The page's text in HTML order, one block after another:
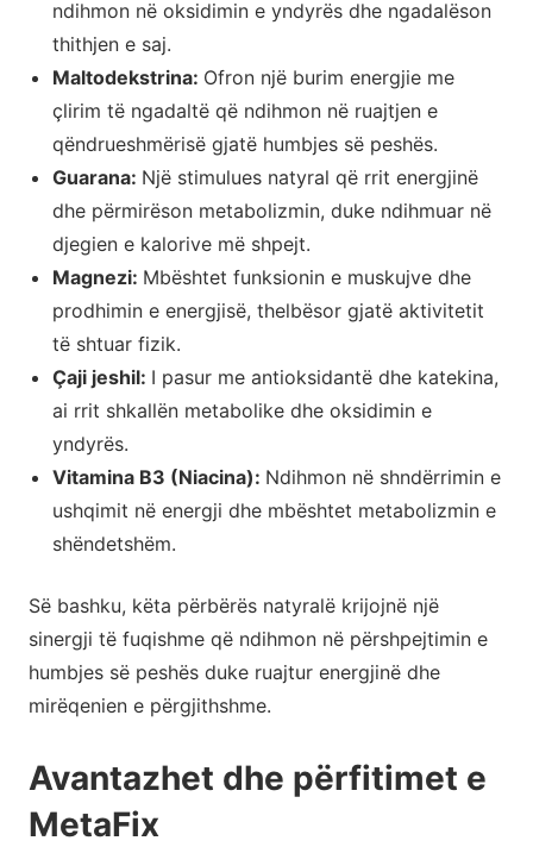
ndihmon në oksidimin e yndyrës dhe ngadalëson
thithjen e saj.
Maltodekstrina: Ofron një burim energjie me
çlirim të ngadaltë që ndihmon në ruajtjen e
qëndrueshmërisë gjatë humbjes së peshës.
Guarana: Një stimulues natyral që rrit energjinë
dhe përmirëson metabolizmin, duke ndihmuar në
djegien e kalorive më shpejt.
Magnezi: Mbështet funksionin e muskujve dhe
prodhimin e energjisë, thelbësor gjatë aktivitetit
të shtuar fizik.
Çaji jeshil: I pasur me antioksidantë dhe katekina,
ai rrit shkallën metabolike dhe oksidimin e
yndyrës.
Vitamina B3 (Niacina): Ndihmon në shndërrimin e
ushqimit në energji dhe mbështet metabolizmin e
shëndetshëm.
Së bashku, këta përbërës natyralë krijojnë një
sinergji të fuqishme që ndihmon në përshpejtimin e
humbjes së peshës duke ruajtur energjinë dhe
mirëqenien e përgjithshme.
Avantazhet dhe përfitimet e
MetaFix